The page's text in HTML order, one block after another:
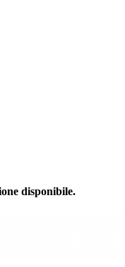
disponibile.